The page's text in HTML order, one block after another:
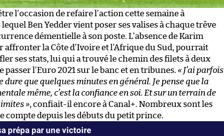
l’occasion de refaire l’action cette semaine à
Ben Yedder vient poser ses valises à chaque trêve
démentielle à son poste. L’absence de Karim
la Côte d’Ivoire et l’Afrique du Sud, pourrait
ses stats, lui qui a trouvé le chemin des filets à deux
passer l’Euro 2021 sur le banc et en tribunes. « J’ai parfois
dure que quelques minutes en général. Je pense que la
même, c’est la confiance en soi. Et sur un terrain de
», confiait-il encore à Canal+. Nombreux sont les
compte depuis les débuts du petit prince.
prépa par une victoire